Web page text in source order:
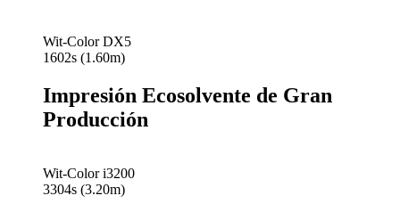
Wit-Color DX5
1602s (1.60m)
Impresión Ecosolvente de Gran
Producción
Wit-Color i3200
3304s (3.20m)